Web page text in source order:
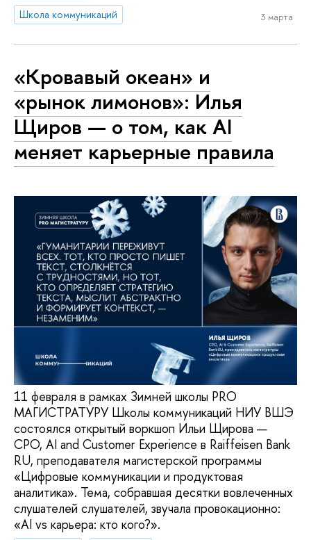
Школа коммуникаций
3 марта
«Кровавый океан» и
«рынок лимонов»: Илья
Щиров — о том, как AI
меняет карьерные правила
11 февраля в рамках Зимней школы PRO
МАГИСТРАТУРУ Школы коммуникаций НИУ ВШЭ
состоялся открытый воркшоп Ильи Щирова —
CPO, AI and Customer Experience в Raiffeisen Bank
RU, преподавателя магистерской программы
«Цифровые коммуникации и продуктовая
аналитика». Тема, собравшая десятки вовлеченных
слушателей слушателей, звучала провокационно:
«AI vs карьера: кто кого?».